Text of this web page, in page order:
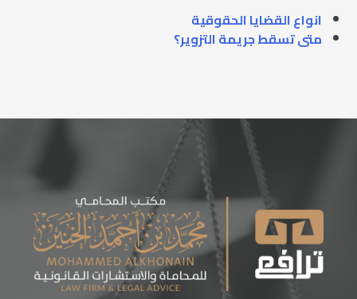
انواع القضايا الحقوقية
متى تسقط جريمة التزوير؟